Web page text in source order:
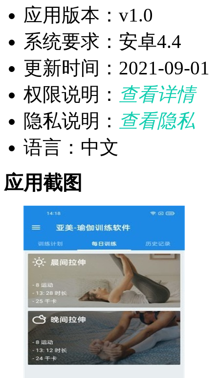
应用版本：v1.0
系统要求：安卓4.4
更新时间：2021-09-01
权限说明： 查看详情
隐私说明： 查看隐私
语言：中文
应用截图